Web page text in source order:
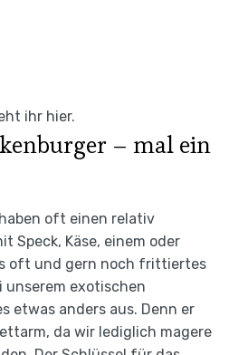
ihr hier.
– mal ein
oft einen relativ
Speck, Käse, einem oder
oft und gern noch frittiertes
unserem exotischen
etwas anders aus. Denn er
da wir lediglich magere